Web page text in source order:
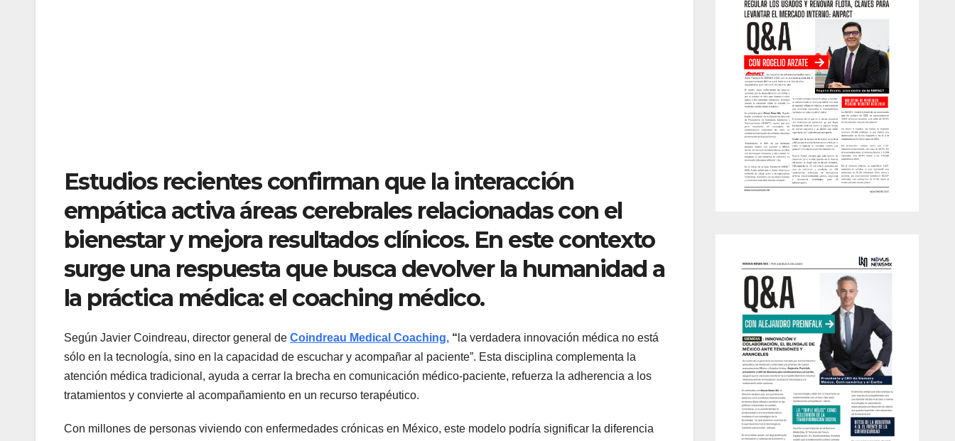
Estudios recientes confirman que la interacción
empática activa áreas cerebrales relacionadas con el
bienestar y mejora resultados clínicos. En este contexto
surge una respuesta que busca devolver la humanidad a
la práctica médica: el coaching médico.
Según Javier Coindreau, director general de Coindreau Medical Coaching, “ la verdadera innovación médica no está
sólo en la tecnología, sino en la capacidad de escuchar y acompañar al paciente”. Esta disciplina complementa la
atención médica tradicional, ayuda a cerrar la brecha en comunicación médico-paciente, refuerza la adherencia a los
tratamientos y convierte al acompañamiento en un recurso terapéutico.
Con millones de personas viviendo con enfermedades crónicas en México, este modelo podría significar la diferencia